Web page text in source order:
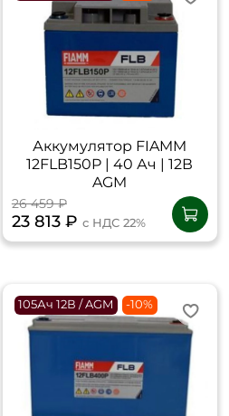
Аккумулятор FIAMM
12FLB150P | 40 Ач | 12В
AGM
26 459 ₽
23 813 ₽ с НДС 22%
105Ач 12В / AGM -10%